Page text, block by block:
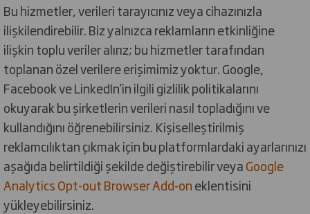
Bu hizmetler, verileri tarayıcınız veya cihazınızla
ilişkilendirebilir. Biz yalnızca reklamların etkinliğine
ilişkin toplu veriler alırız; bu hizmetler tarafından
toplanan özel verilere erişimimiz yoktur. Google,
Facebook ve LinkedIn’in ilgili gizlilik politikalarını
okuyarak bu şirketlerin verileri nasıl topladığını ve
kullandığını öğrenebilirsiniz. Kişiselleştirilmiş
reklamcılıktan çıkmak için bu platformlardaki ayarlarınızı
aşağıda belirtildiği şekilde değiştirebilir veyaGoogle
Analytics Opt-out Browser Add-oneklentisini
yükleyebilirsiniz.